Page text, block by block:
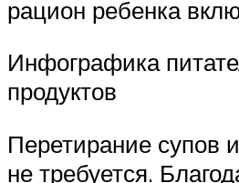
рацион ребенка
Инфографика
продуктов
Перетирание супов
не требуется.